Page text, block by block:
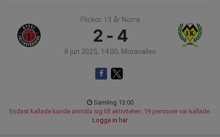
Flickor 13 år Norra
2 - 4
8 jun 2025, 14:00, Moravallen
Samling 13:00
Endast kallade kunde anmäla sig till aktiviteten. 19 personer var kallade.
Logga in här